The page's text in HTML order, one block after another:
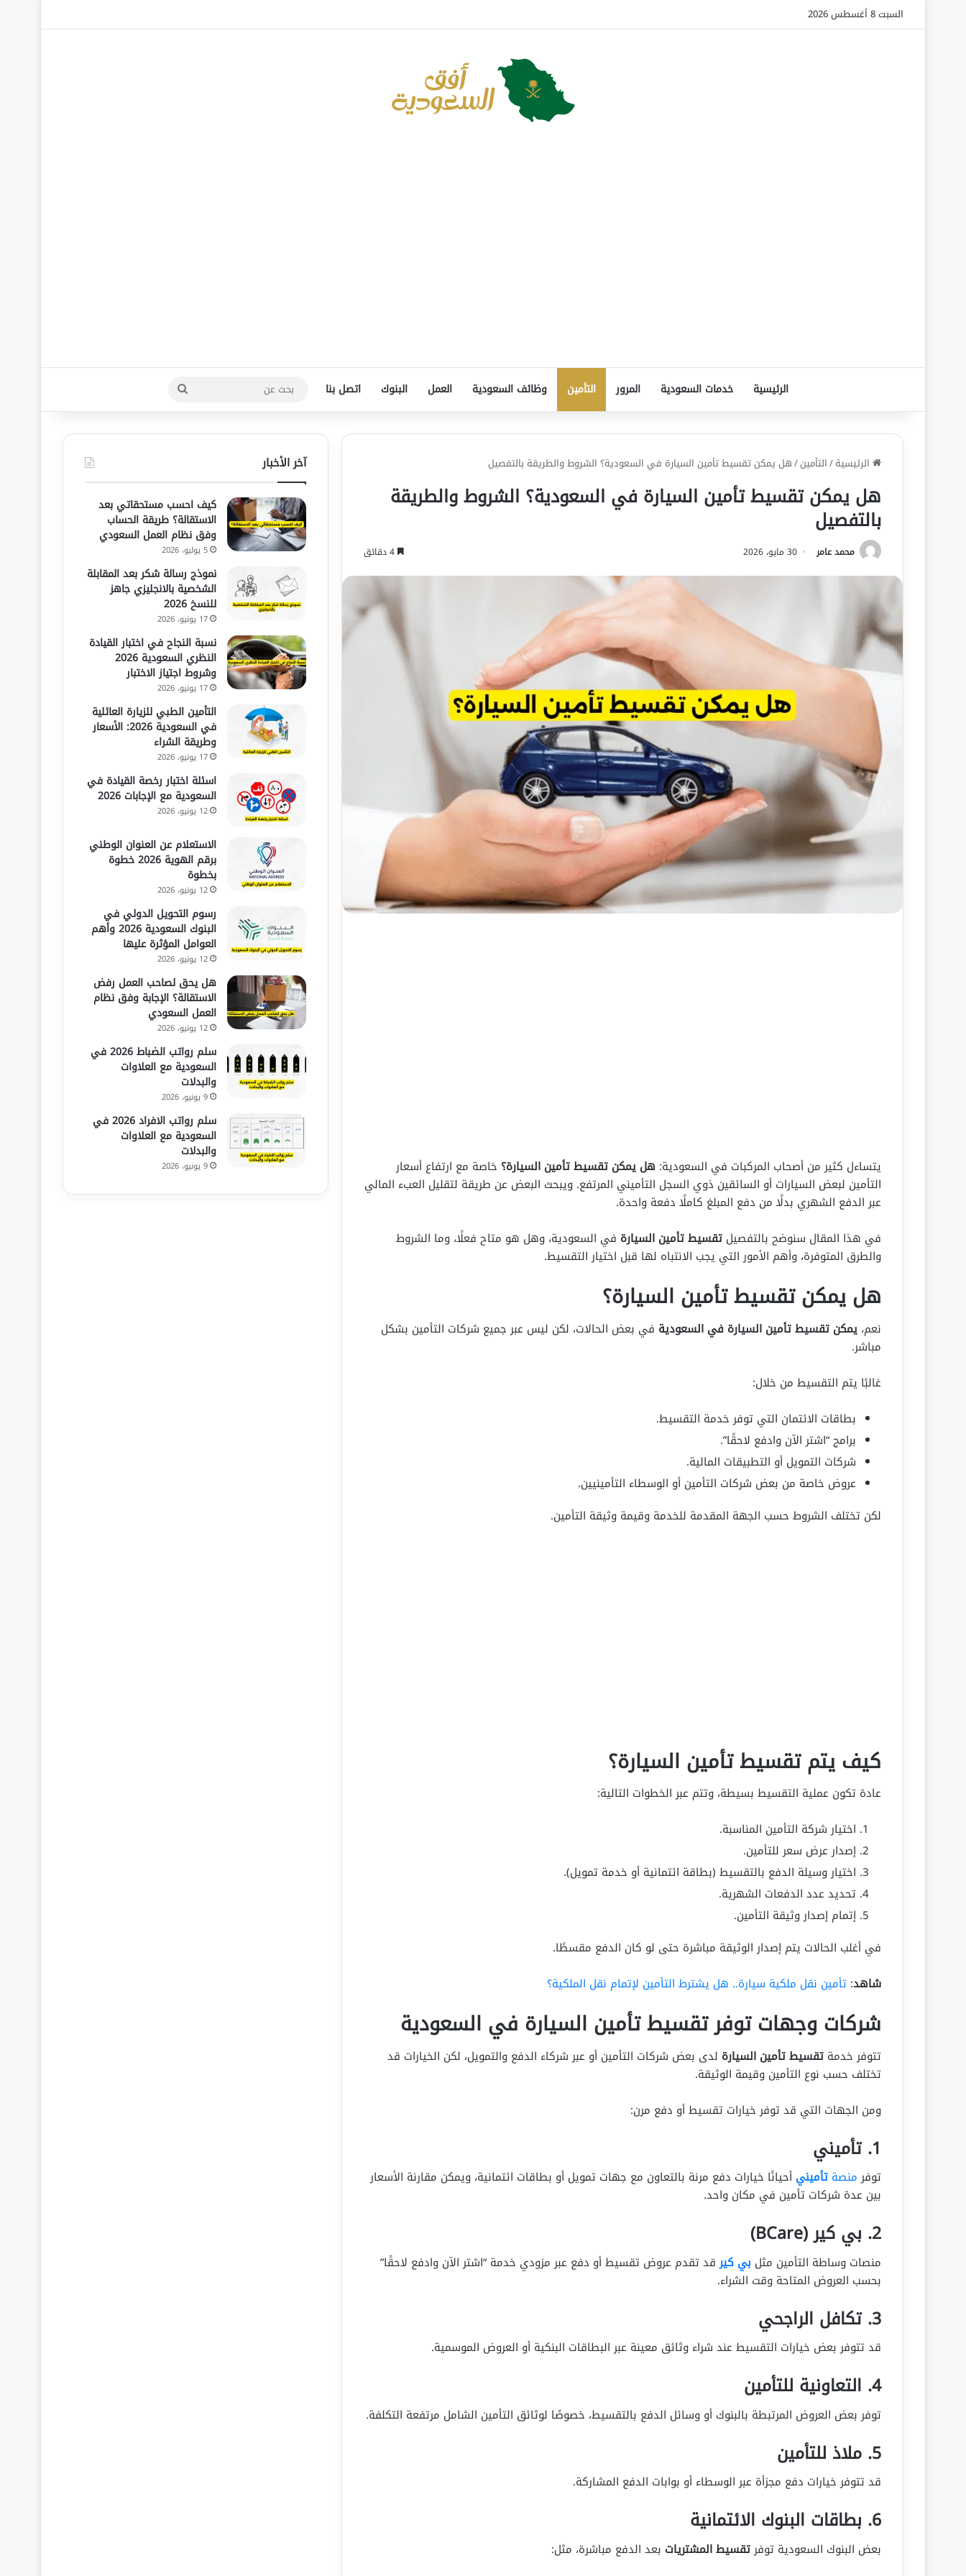
السبت 8 أغسطس 2026
الرئيسية خدمات السعودية المرور التأمين وظائف السعودية العمل البنوك اتصل بنا
بحث
عن
الرئيسية/التأمين/هل يمكن تقسيط تأمين السيارة في السعودية؟ الشروط والطريقة بالتفصيل
هل يمكن تقسيط تأمين السيارة في السعودية؟ الشروط والطريقة
بالتفصيل
محمد عامر 30 مايو، 2026
يتساءل كثير من أصحاب المركبات في السعودية: هل يمكن تقسيط تأمين السيارة؟ خاصة مع ارتفاع أسعار
التأمين لبعض السيارات أو السائقين ذوي السجل التأميني المرتفع. ويبحث البعض عن طريقة لتقليل العبء المالي
عبر الدفع الشهري بدلًا من دفع المبلغ كاملًا دفعة واحدة.
في هذا المقال سنوضح بالتفصيل تقسيط تأمين السيارة في السعودية، وهل هو متاح فعلًا، وما الشروط
والطرق المتوفرة، وأهم الأمور التي يجب الانتباه لها قبل اختيار التقسيط.
هل يمكن تقسيط تأمين السيارة؟
نعم، يمكن تقسيط تأمين السيارة في السعودية في بعض الحالات، لكن ليس عبر جميع شركات التأمين بشكل
مباشر.
غالبًا يتم التقسيط من خلال:
بطاقات الائتمان التي توفر خدمة التقسيط.
برامج “اشتر الآن وادفع لاحقًا”.
شركات التمويل أو التطبيقات المالية.
عروض خاصة من بعض شركات التأمين أو الوسطاء التأمينيين.
لكن تختلف الشروط حسب الجهة المقدمة للخدمة وقيمة وثيقة التأمين.
كيف يتم تقسيط تأمين السيارة؟
عادة تكون عملية التقسيط بسيطة، وتتم عبر الخطوات التالية:
اختيار شركة التأمين المناسبة.
إصدار عرض سعر للتأمين.
اختيار وسيلة الدفع بالتقسيط (بطاقة ائتمانية أو خدمة تمويل).
تحديد عدد الدفعات الشهرية.
إتمام إصدار وثيقة التأمين.
في أغلب الحالات يتم إصدار الوثيقة مباشرة حتى لو كان الدفع مقسطًا.
شاهد: تأمين نقل ملكية سيارة.. هل يشترط التأمين لإتمام نقل الملكية؟
شركات وجهات توفر تقسيط تأمين السيارة في السعودية
تتوفر خدمة تقسيط تأمين السيارة لدى بعض شركات التأمين أو عبر شركاء الدفع والتمويل، لكن الخيارات قد
تختلف حسب نوع التأمين وقيمة الوثيقة.
ومن الجهات التي قد توفر خيارات تقسيط أو دفع مرن:
1. تأميني
توفرمنصة تأميني أحيانًا خيارات دفع مرنة بالتعاون مع جهات تمويل أو بطاقات ائتمانية، ويمكن مقارنة الأسعار
بين عدة شركات تأمين في مكان واحد.
2. بي كير (BCare)
منصات وساطة التأمين مثل بي كيرقد تقدم عروض تقسيط أو دفع عبر مزودي خدمة “اشتر الآن وادفع لاحقًا”
بحسب العروض المتاحة وقت الشراء.
3. تكافل الراجحي
قد تتوفر بعض خيارات التقسيط عند شراء وثائق معينة عبر البطاقات البنكية أو العروض الموسمية.
4. التعاونية للتأمين
توفر بعض العروض المرتبطة بالبنوك أو وسائل الدفع بالتقسيط، خصوصًا لوثائق التأمين الشامل مرتفعة التكلفة.
5. ملاذ للتأمين
قد تتوفر خيارات دفع مجزأة عبر الوسطاء أو بوابات الدفع المشاركة.
6. بطاقات البنوك الائتمانية
بعض البنوك السعودية توفرتقسيط المشتريات بعد الدفع مباشرة، مثل:
آخر الأخبار
كيف احسب مستحقاتي بعد
الاستقالة؟ طريقة الحساب
وفق نظام العمل السعودي
5 يوليو، 2026
نموذج رسالة شكر بعد المقابلة
الشخصية بالانجليزي جاهز
للنسخ 2026
17 يونيو، 2026
نسبة النجاح في اختبار القيادة
النظري السعودية 2026
وشروط اجتياز الاختبار
17 يونيو، 2026
التأمين الطبي للزيارة العائلية
في السعودية 2026: الأسعار
وطريقة الشراء
17 يونيو، 2026
اسئلة اختبار رخصة القيادة في
السعودية مع الإجابات 2026
12 يونيو، 2026
الاستعلام عن العنوان الوطني
برقم الهوية 2026 خطوة
بخطوة
12 يونيو، 2026
رسوم التحويل الدولي في
البنوك السعودية 2026 وأهم
العوامل المؤثرة عليها
12 يونيو، 2026
هل يحق لصاحب العمل رفض
الاستقالة؟ الإجابة وفق نظام
العمل السعودي
12 يونيو، 2026
سلم رواتب الضباط 2026 في
السعودية مع العلاوات
والبدلات
9 يونيو، 2026
سلم رواتب الافراد 2026 في
السعودية مع العلاوات
والبدلات
9 يونيو، 2026